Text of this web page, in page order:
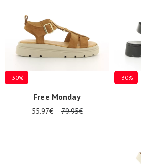
-30%
Free Monday
55.97€ 79.95€
-30%